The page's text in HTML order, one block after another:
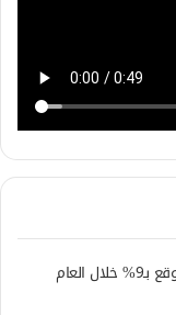
مجلس الوزراء: الاقتصاد يواصل التعافي ونمو متوقع بـ9% خلال العام